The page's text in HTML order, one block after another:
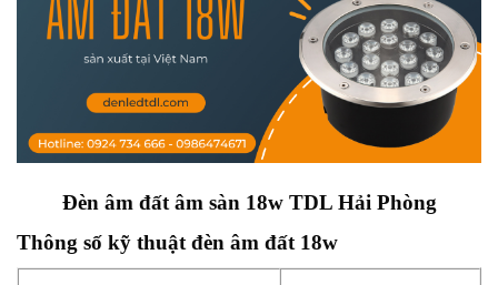
Đèn âm đất âm sàn 18w TDL Hải Phòng
Thông số kỹ thuật đèn âm đất 18w